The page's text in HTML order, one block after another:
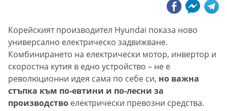
Корейският производител Hyundai показа ново
универсално електрическо задвижване.
Комбинирането на електрически мотор, инвертор и
скоростна кутия в едно устройство – не е
революционни идея сама по себе си, но важна
стъпка към по-евтини и по-лесни за
производство електрически превозни средства.